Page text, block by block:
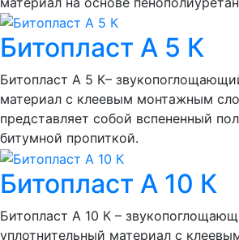
Битопласт А 5 К
Битопласт А 5 К–
материал с клеевым монтажным
представляет собой вспененный
битумной пропиткой.
Битопласт А 10 К
Битопласт А 10 К –
уплотнительный материал с